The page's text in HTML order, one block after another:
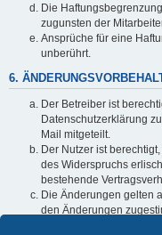
Die
zugunsten der
Ansprüche für eine
unberührt.
6.
Der Betreiber ist
Datenschutzerklärung
Mail mitgeteilt.
Der Nutzer ist
des Widerspruchs
bestehende
Die Änderungen gelten
den Änderungen